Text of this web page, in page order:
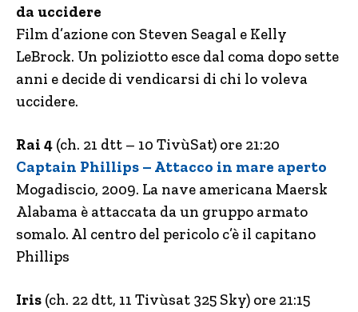
da uccidere
Film d’azione con Steven Seagal e Kelly
LeBrock. Un poliziotto esce dal coma dopo sette
anni e decide di vendicarsi di chi lo voleva
uccidere.
Rai 4 (ch. 21 dtt – 10 TivùSat) ore 21:20
Captain Phillips – Attacco in mare aperto
Mogadiscio, 2009. La nave americana Maersk
Alabama è attaccata da un gruppo armato
somalo. Al centro del pericolo c’è il capitano
Phillips
Iris (ch. 22 dtt, 11 Tivùsat 325 Sky) ore 21:15